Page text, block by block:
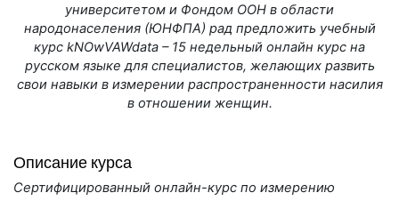
университетом и Фондом ООН в области
народонаселения (ЮНФПА) рад предложить учебный
курс kNOwVAWdata – 15 недельный онлайн курс на
русском языке для специалистов, желающих развить
свои навыки в измерении распространенности насилия
в отношении женщин.
Описание курса
Сертифицированный онлайн-курс по измерению